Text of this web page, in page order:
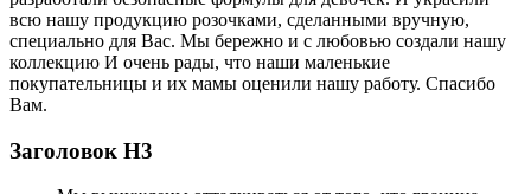
всю нашу продукцию розочками, сделанными вручную,
специально для Вас. Мы бережно и с любовью создали нашу
коллекцию И очень рады, что наши маленькие
покупательницы и их мамы оценили нашу работу. Спасибо
Вам.
Заголовок Н3